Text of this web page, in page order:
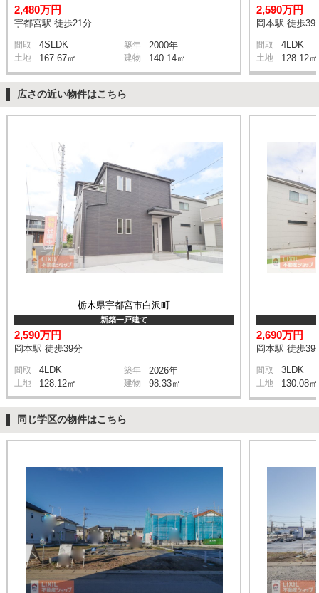
2,480万円
宇都宮駅 徒歩21分
間取 4SLDK 築年 2000年
土地 167.67㎡ 建物 140.14㎡
2,590万円
岡本駅 徒歩39
間取 4LDK
土地 128.12㎡
広さの近い物件はこちら
栃木県宇都宮市白沢町
新築一戸建て
2,590万円
岡本駅 徒歩39分
間取 4LDK 築年 2026年
土地 128.12㎡ 建物 98.33㎡
2,690万円
岡本駅 徒歩39
間取 3LDK
土地 130.08㎡
同じ学区の物件はこちら